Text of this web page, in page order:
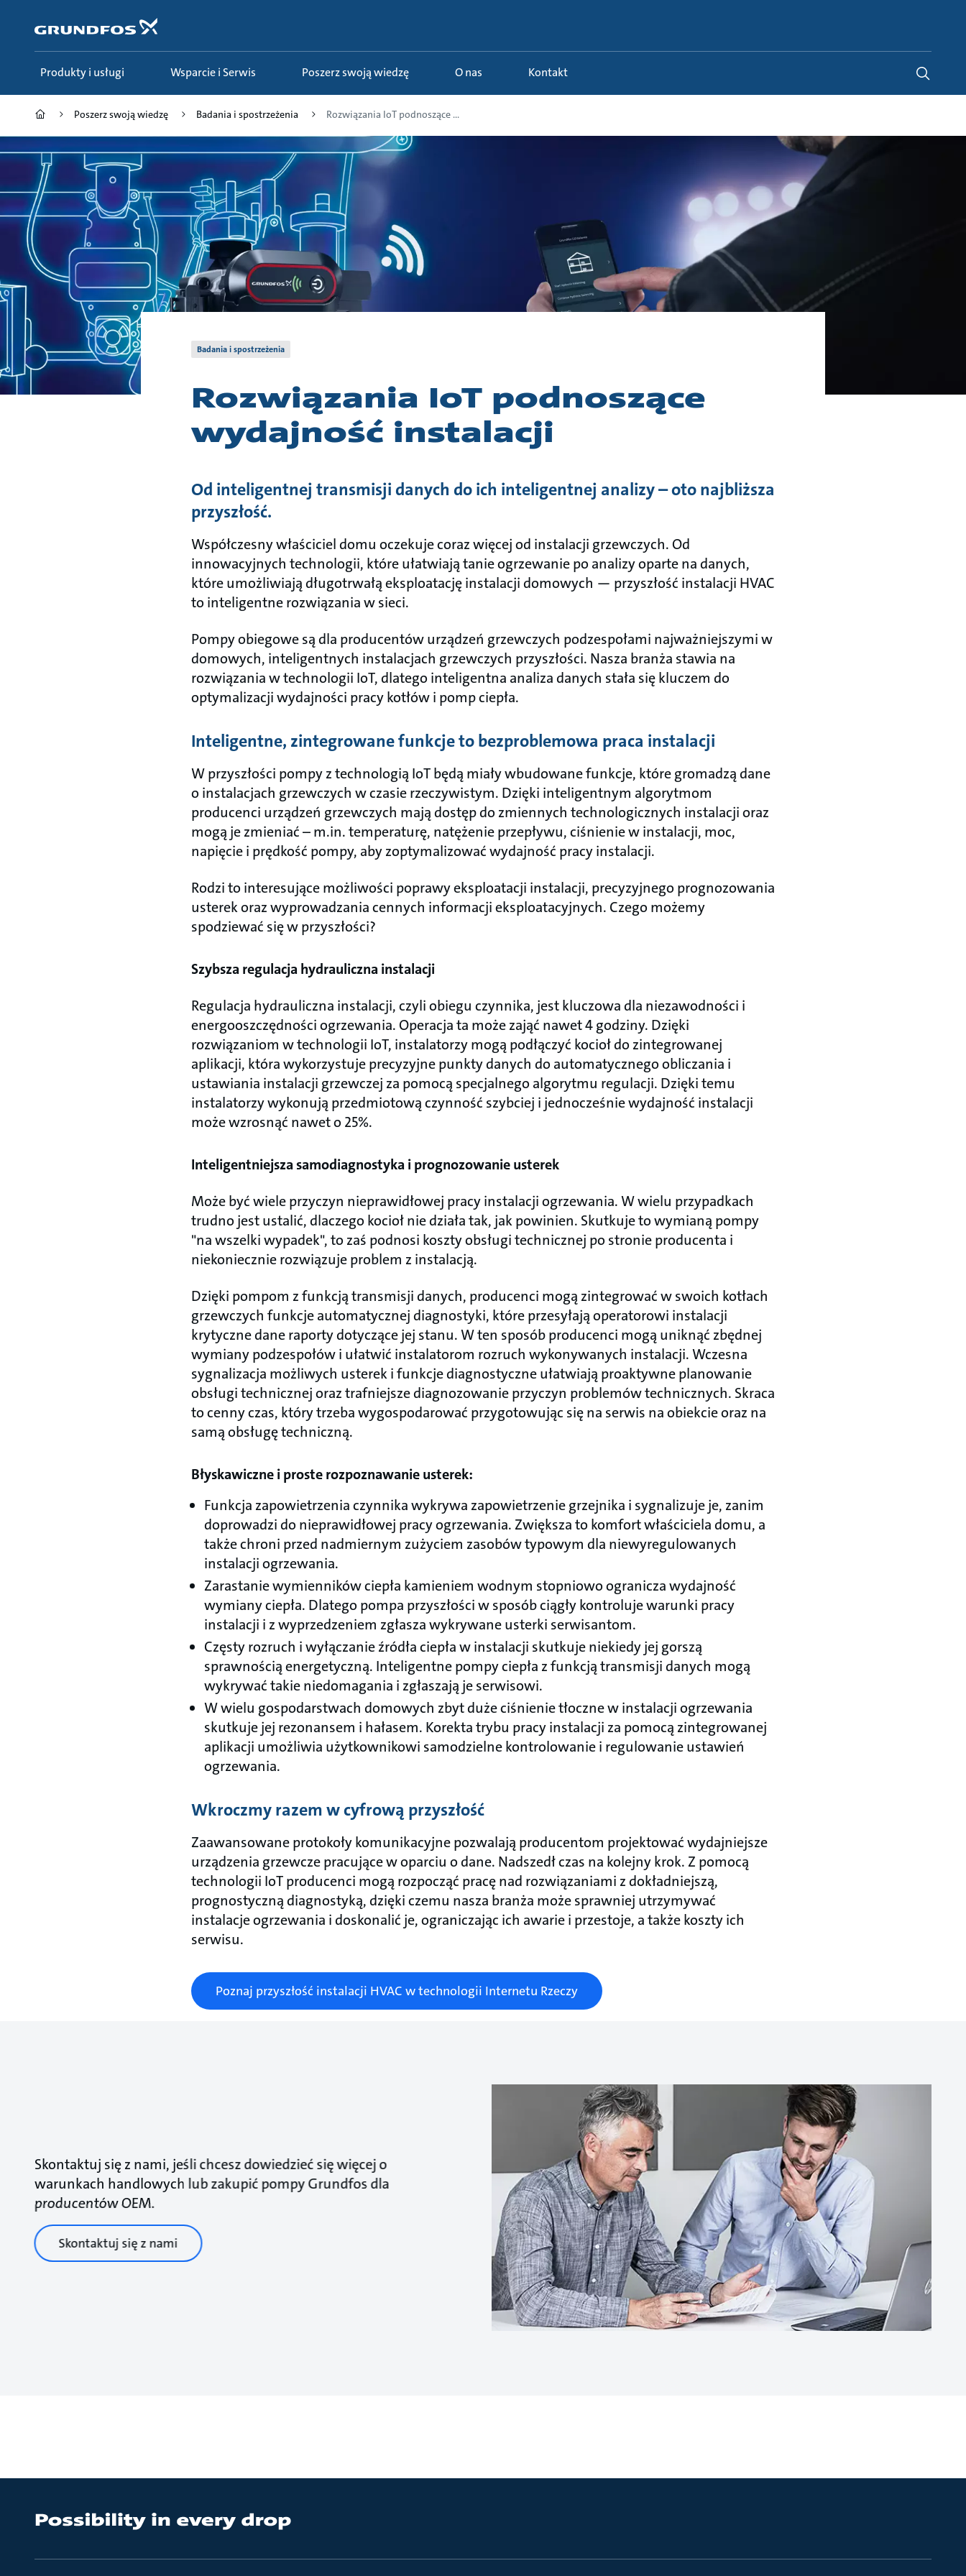
głównej
zawartości
Produkty i usługi Wsparcie i Serwis Poszerz swoją wiedzę O nas Kontakt
Poszerz swoją wiedzę Badania i spostrzeżenia Rozwiązania IoT podnoszące ...
Badania i spostrzeżenia
Rozwiązania IoT podnoszące
wydajność instalacji
Od inteligentnej transmisji danych do ich inteligentnej analizy – oto najbliższa
przyszłość.
Współczesny właściciel domu oczekuje coraz więcej od instalacji grzewczych. Od
innowacyjnych technologii, które ułatwiają tanie ogrzewanie po analizy oparte na danych,
które umożliwiają długotrwałą eksploatację instalacji domowych — przyszłość instalacji HVAC
to inteligentne rozwiązania w sieci.
Pompy obiegowe są dla producentów urządzeń grzewczych podzespołami najważniejszymi w
domowych, inteligentnych instalacjach grzewczych przyszłości. Nasza branża stawia na
rozwiązania w technologii IoT, dlatego inteligentna analiza danych stała się kluczem do
optymalizacji wydajności pracy kotłów i pomp ciepła.
Inteligentne, zintegrowane funkcje to bezproblemowa praca instalacji
W przyszłości pompy z technologią IoT będą miały wbudowane funkcje, które gromadzą dane
o instalacjach grzewczych w czasie rzeczywistym. Dzięki inteligentnym algorytmom
producenci urządzeń grzewczych mają dostęp do zmiennych technologicznych instalacji oraz
mogą je zmieniać – m.in. temperaturę, natężenie przepływu, ciśnienie w instalacji, moc,
napięcie i prędkość pompy, aby zoptymalizować wydajność pracy instalacji.
Rodzi to interesujące możliwości poprawy eksploatacji instalacji, precyzyjnego prognozowania
usterek oraz wyprowadzania cennych informacji eksploatacyjnych. Czego możemy
spodziewać się w przyszłości?
Szybsza regulacja hydrauliczna instalacji
Regulacja hydrauliczna instalacji, czyli obiegu czynnika, jest kluczowa dla niezawodności i
energooszczędności ogrzewania. Operacja ta może zająć nawet 4 godziny. Dzięki
rozwiązaniom w technologii IoT, instalatorzy mogą podłączyć kocioł do zintegrowanej
aplikacji, która wykorzystuje precyzyjne punkty danych do automatycznego obliczania i
ustawiania instalacji grzewczej za pomocą specjalnego algorytmu regulacji. Dzięki temu
instalatorzy wykonują przedmiotową czynność szybciej i jednocześnie wydajność instalacji
może wzrosnąć nawet o 25%.
Inteligentniejsza samodiagnostyka i prognozowanie usterek
Może być wiele przyczyn nieprawidłowej pracy instalacji ogrzewania. W wielu przypadkach
trudno jest ustalić, dlaczego kocioł nie działa tak, jak powinien. Skutkuje to wymianą pompy
"na wszelki wypadek", to zaś podnosi koszty obsługi technicznej po stronie producenta i
niekoniecznie rozwiązuje problem z instalacją.
Dzięki pompom z funkcją transmisji danych, producenci mogą zintegrować w swoich kotłach
grzewczych funkcje automatycznej diagnostyki, które przesyłają operatorowi instalacji
krytyczne dane raporty dotyczące jej stanu. W ten sposób producenci mogą uniknąć zbędnej
wymiany podzespołów i ułatwić instalatorom rozruch wykonywanych instalacji. Wczesna
sygnalizacja możliwych usterek i funkcje diagnostyczne ułatwiają proaktywne planowanie
obsługi technicznej oraz trafniejsze diagnozowanie przyczyn problemów technicznych. Skraca
to cenny czas, który trzeba wygospodarować przygotowując się na serwis na obiekcie oraz na
samą obsługę techniczną.
Błyskawiczne i proste rozpoznawanie usterek:
Funkcja zapowietrzenia czynnika wykrywa zapowietrzenie grzejnika i sygnalizuje je, zanim
doprowadzi do nieprawidłowej pracy ogrzewania. Zwiększa to komfort właściciela domu, a
także chroni przed nadmiernym zużyciem zasobów typowym dla niewyregulowanych
instalacji ogrzewania.
Zarastanie wymienników ciepła kamieniem wodnym stopniowo ogranicza wydajność
wymiany ciepła. Dlatego pompa przyszłości w sposób ciągły kontroluje warunki pracy
instalacji i z wyprzedzeniem zgłasza wykrywane usterki serwisantom.
Częsty rozruch i wyłączanie źródła ciepła w instalacji skutkuje niekiedy jej gorszą
sprawnością energetyczną. Inteligentne pompy ciepła z funkcją transmisji danych mogą
wykrywać takie niedomagania i zgłaszają je serwisowi.
W wielu gospodarstwach domowych zbyt duże ciśnienie tłoczne w instalacji ogrzewania
skutkuje jej rezonansem i hałasem. Korekta trybu pracy instalacji za pomocą zintegrowanej
aplikacji umożliwia użytkownikowi samodzielne kontrolowanie i regulowanie ustawień
ogrzewania.
Wkroczmy razem w cyfrową przyszłość
Zaawansowane protokoły komunikacyjne pozwalają producentom projektować wydajniejsze
urządzenia grzewcze pracujące w oparciu o dane. Nadszedł czas na kolejny krok. Z pomocą
technologii IoT producenci mogą rozpocząć pracę nad rozwiązaniami z dokładniejszą,
prognostyczną diagnostyką, dzięki czemu nasza branża może sprawniej utrzymywać
instalacje ogrzewania i doskonalić je, ograniczając ich awarie i przestoje, a także koszty ich
serwisu.
Poznaj przyszłość instalacji HVAC w technologii Internetu Rzeczy
Skontaktuj się z nami, jeśli chcesz dowiedzieć się więcej o
warunkach handlowych lub zakupić pompy Grundfos dla
producentów OEM.
Skontaktuj się z nami